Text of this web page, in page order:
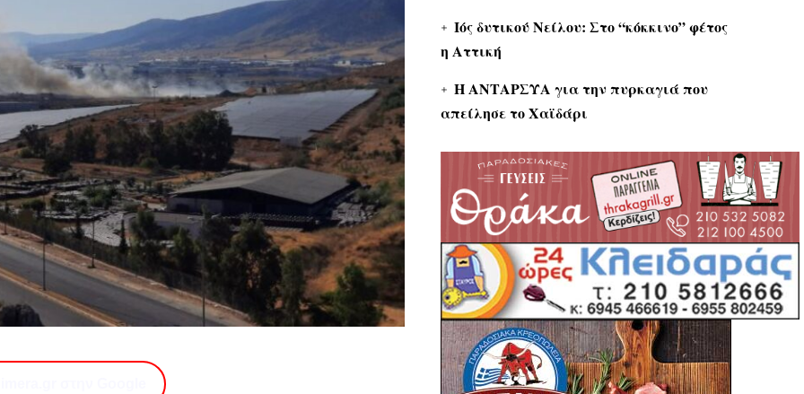
Ιός δυτικού Νείλου: Στο “κόκκινο” φέτος
η Αττική
Η ΑΝΤΑΡΣΥΑ για την πυρκαγιά που
απείλησε το Χαϊδάρι